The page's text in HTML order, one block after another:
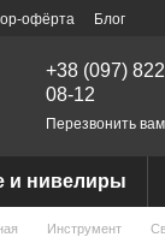
офёрта Блог
+38 (097)
08-12
Перезвонить
и нивелиры
Инструмент